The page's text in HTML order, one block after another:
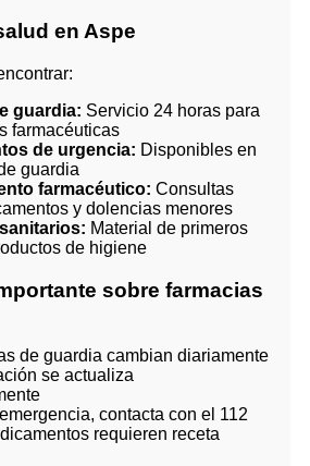
en Aspe
guardia: Servicio 24 horas para
farmacéuticas
de urgencia: Disponibles en
guardia
farmacéutico: Consultas
y dolencias menores
Material de primeros
de higiene
sobre farmacias
de guardia cambian diariamente
se actualiza
contacta con el 112
requieren receta